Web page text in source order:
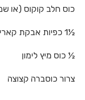
כוס חלב קוקוס (או
½1 כפיות אבקת קארי איכותית
½ כוס מיץ לימון
צרור כוסברה קצוצה